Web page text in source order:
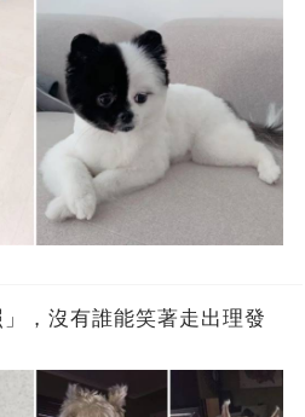
，沒有誰能笑著走出理發